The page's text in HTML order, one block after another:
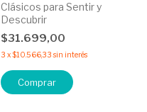
Clásicos para Sentir y
Descubrir
$31.699,00
3 x$10.566,33 sin interés
Comprar